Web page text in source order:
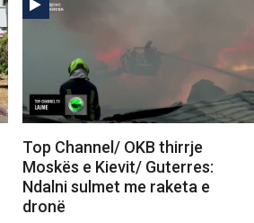
Top Channel/ OKB thirrje
Moskës e Kievit/ Guterres:
Ndalni sulmet me raketa e
dronë